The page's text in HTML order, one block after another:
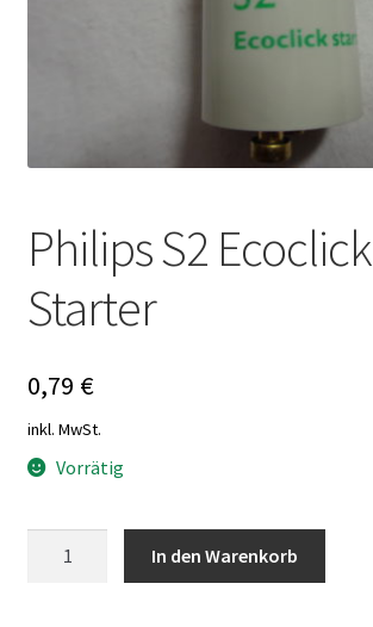
Philips S2 Ecoclick
Starter
0,79 €
inkl. MwSt.
Vorrätig
In den Warenkorb